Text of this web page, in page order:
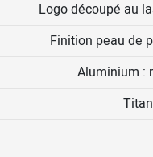
Logo découpé au
Finition peau de
Aluminium :